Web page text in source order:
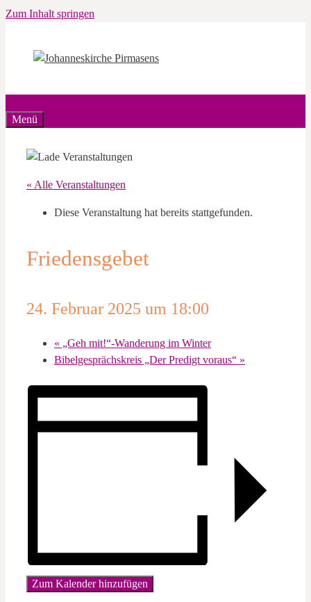
Zum Inhalt springen
Menü
« Alle Veranstaltungen
Diese Veranstaltung hat bereits stattgefunden.
Friedensgebet
24. Februar 2025 um 18:00
« „Geh mit!“-Wanderung im Winter
Bibelgesprächskreis „Der Predigt voraus“ »
Zum Kalender hinzufügen